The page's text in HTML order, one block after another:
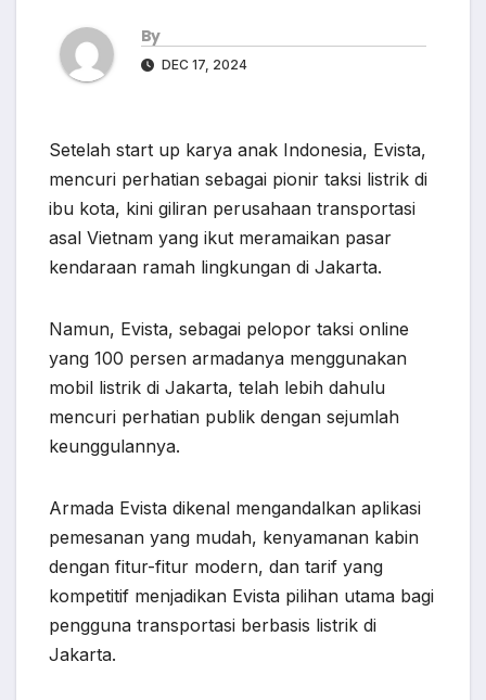
By
DEC 17, 2024
Setelah start up karya anak Indonesia, Evista,
mencuri perhatian sebagai pionir taksi listrik di
ibu kota, kini giliran perusahaan transportasi
asal Vietnam yang ikut meramaikan pasar
kendaraan ramah lingkungan di Jakarta.
Namun, Evista, sebagai pelopor taksi online
yang 100 persen armadanya menggunakan
mobil listrik di Jakarta, telah lebih dahulu
mencuri perhatian publik dengan sejumlah
keunggulannya.
Armada Evista dikenal mengandalkan aplikasi
pemesanan yang mudah, kenyamanan kabin
dengan fitur-fitur modern, dan tarif yang
kompetitif menjadikan Evista pilihan utama bagi
pengguna transportasi berbasis listrik di
Jakarta.